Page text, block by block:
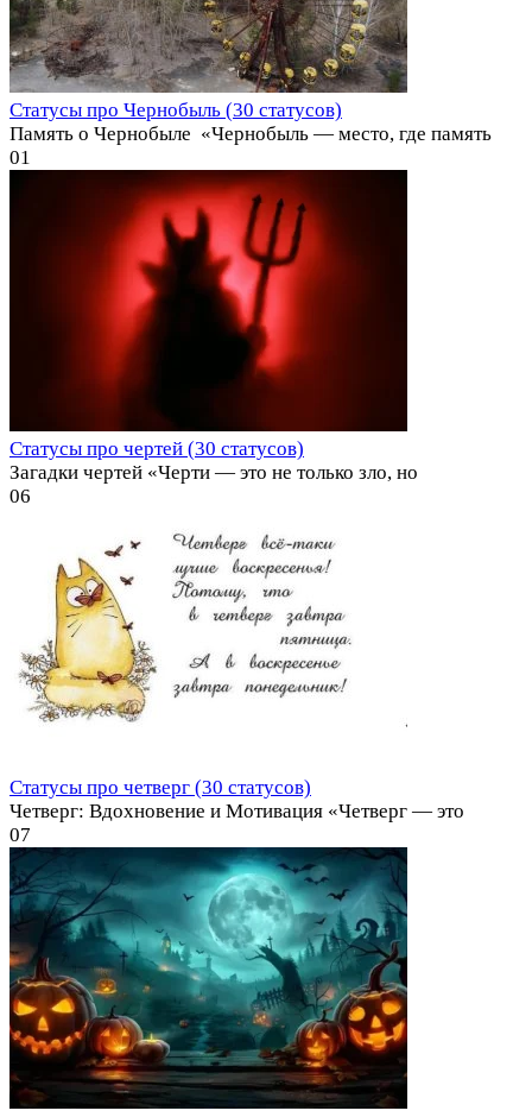
Статусы про Чернобыль (30 статусов)
Память о Чернобыле ️ «Чернобыль — место, где память
01
Статусы про чертей (30 статусов)
Загадки чертей «Черти — это не только зло, но
06
Статусы про четверг (30 статусов)
Четверг: Вдохновение и Мотивация «Четверг — это
07